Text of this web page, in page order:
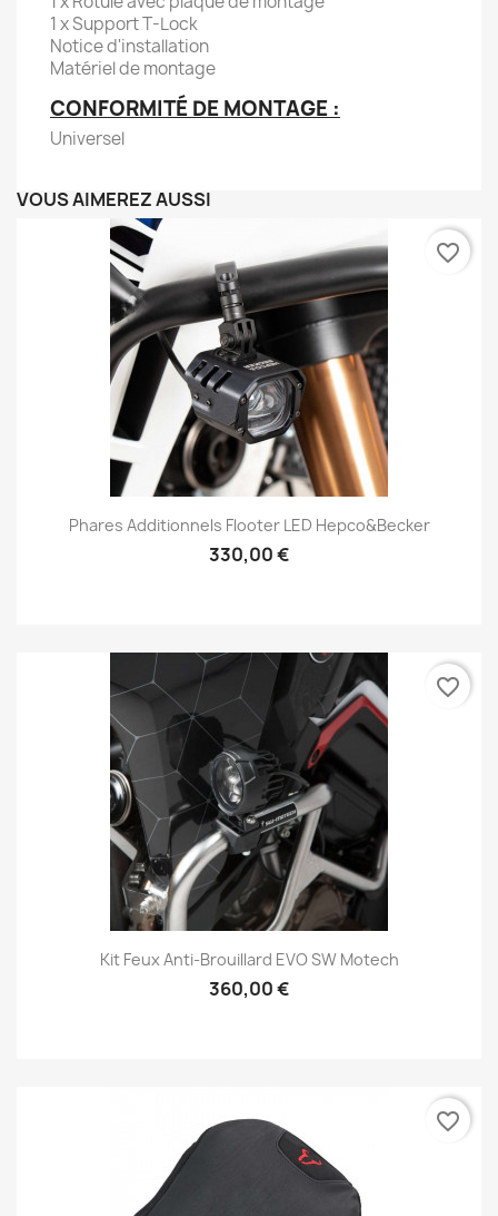
1 x Support T-Lock
Notice d'installation
Matériel de montage
CONFORMITÉ DE MONTAGE :
Universel
VOUS AIMEREZ AUSSI
Phares Additionnels Flooter LED Hepco&Becker
330,00 €
favorite_border
Kit Feux Anti-Brouillard EVO SW Motech
360,00 €
favorite_border
favorite_border